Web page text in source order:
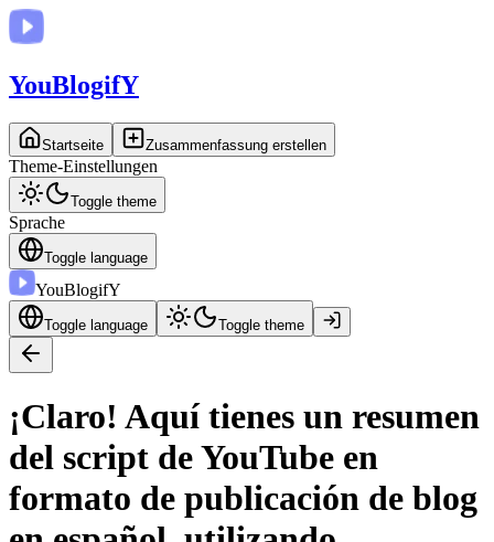
YouBlogifY
Startseite Zusammenfassung erstellen
Theme-Einstellungen
Toggle theme
Sprache
Toggle language
YouBlogifY
Toggle language Toggle theme
¡Claro! Aquí tienes un resumen
del script de YouTube en
formato de publicación de blog